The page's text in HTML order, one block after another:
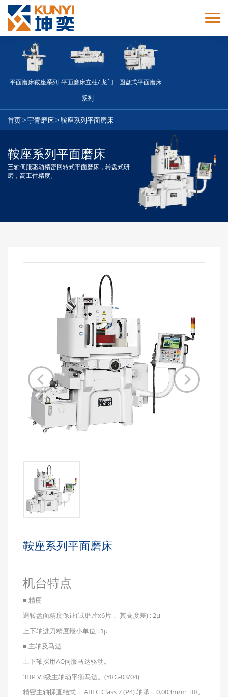
平面磨床鞍座系列 平面磨床立柱/ 龙门
系列
圆盘式平面磨床
首页>宇青磨床>鞍座系列平面磨床
返回 <<
磨床
半自动系列平
面磨床
服平面磨床
全自动2/3轴伺
服平面磨床
镜面研磨系列
平面磨床
鞍座系列平面磨床
三轴伺服驱动精密回转式平面磨床，转盘式研
磨，高工件精度。
鞍座系列平面磨床
机台特点
■ 精度
迴转盘面精度保证(试磨片x6片， 其高度差) : 2μ
上下轴进刀精度最小单位 : 1μ
■ 主轴及马达
上下轴採用AC伺服马达驱动。
3HP V3级主轴动平衡马达。(YRG-03/04)
精密主轴採直结式， ABEC Class 7 (P4) 轴承，0.003m/m TIR。